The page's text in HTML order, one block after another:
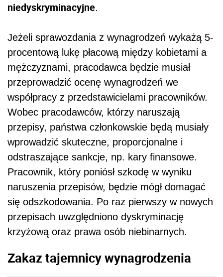
niedyskryminacyjne.
Jeżeli sprawozdania z wynagrodzeń wykażą 5-
procentową lukę płacową między kobietami a
mężczyznami, pracodawca będzie musiał
przeprowadzić ocenę wynagrodzeń we
współpracy z przedstawicielami pracowników.
Wobec pracodawców, którzy naruszają
przepisy, państwa członkowskie będą musiały
wprowadzić skuteczne, proporcjonalne i
odstraszające sankcje, np. kary finansowe.
Pracownik, który poniósł szkodę w wyniku
naruszenia przepisów, będzie mógł domagać
się odszkodowania. Po raz pierwszy w nowych
przepisach uwzględniono dyskryminację
krzyżową oraz prawa osób niebinarnych.
Zakaz tajemnicy wynagrodzenia